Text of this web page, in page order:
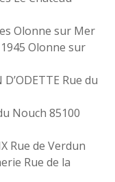
Olonne sur Mer
1945 Olonne sur
D’ODETTE Rue du
Nouch 85100
Rue de Verdun
Rue de la